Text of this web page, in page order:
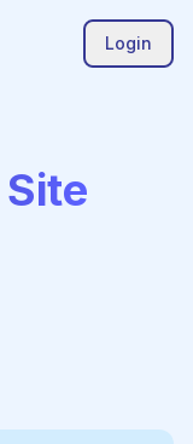
Login